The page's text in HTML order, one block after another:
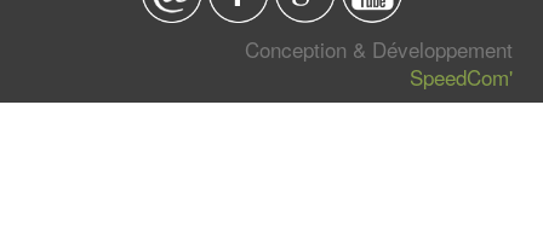
Conception & Développement
SpeedCom'